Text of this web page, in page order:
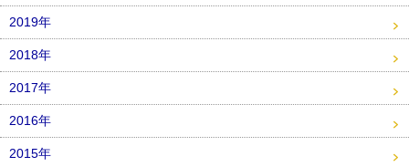
2019年
2018年
2017年
2016年
2015年